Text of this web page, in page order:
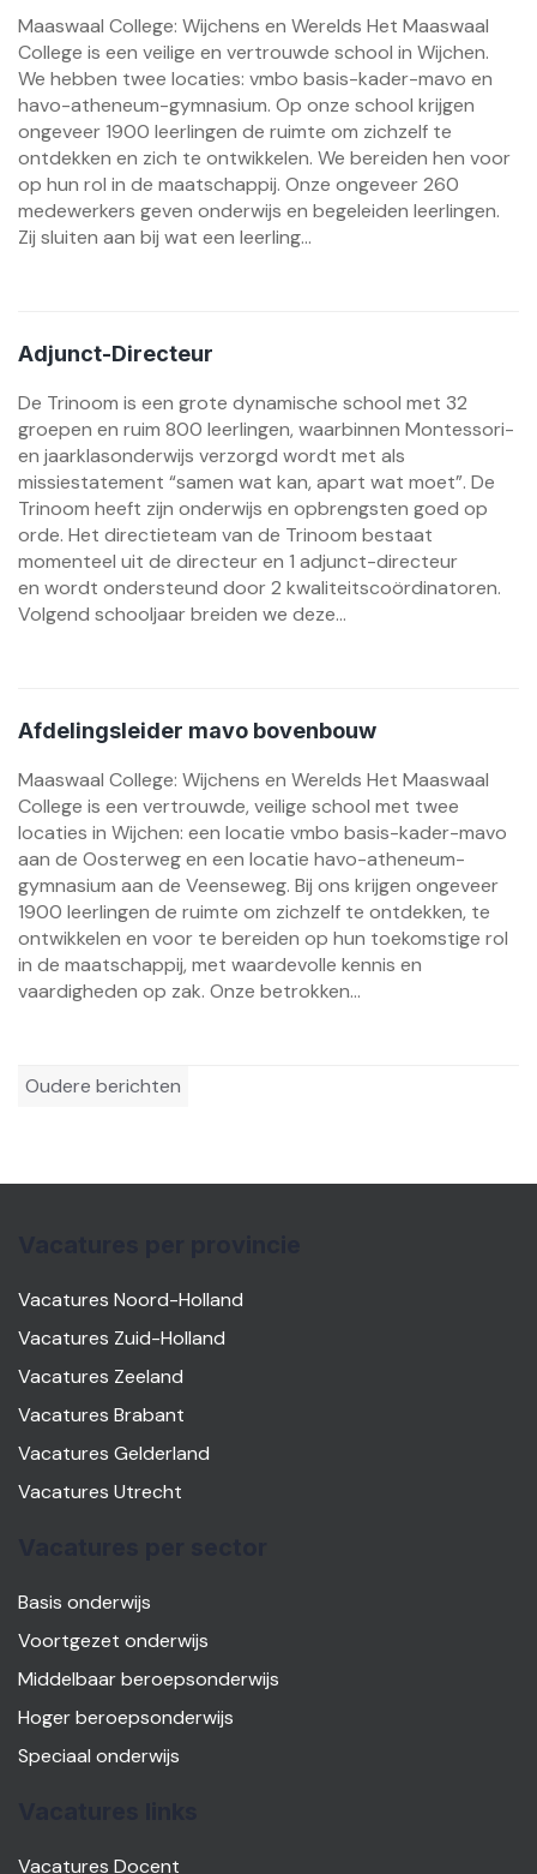
Maaswaal College: Wijchens en Werelds Het Maaswaal
College is een veilige en vertrouwde school in Wijchen.
We hebben twee locaties: vmbo basis-kader-mavo en
havo-atheneum-gymnasium. Op onze school krijgen
ongeveer 1900 leerlingen de ruimte om zichzelf te
ontdekken en zich te ontwikkelen. We bereiden hen voor
op hun rol in de maatschappij. Onze ongeveer 260
medewerkers geven onderwijs en begeleiden leerlingen.
Zij sluiten aan bij wat een leerling...
Adjunct-Directeur
De Trinoom is een grote dynamische school met 32
groepen en ruim 800 leerlingen, waarbinnen Montessori-
en jaarklasonderwijs verzorgd wordt met als
missiestatement “samen wat kan, apart wat moet”. De
Trinoom heeft zijn onderwijs en opbrengsten goed op
orde. Het directieteam van de Trinoom bestaat
momenteel uit de directeur en 1 adjunct-directeur
en wordt ondersteund door 2 kwaliteitscoördinatoren.
Volgend schooljaar breiden we deze...
Afdelingsleider mavo bovenbouw
Maaswaal College: Wijchens en Werelds Het Maaswaal
College is een vertrouwde, veilige school met twee
locaties in Wijchen: een locatie vmbo basis-kader-mavo
aan de Oosterweg en een locatie havo-atheneum-
gymnasium aan de Veenseweg. Bij ons krijgen ongeveer
1900 leerlingen de ruimte om zichzelf te ontdekken, te
ontwikkelen en voor te bereiden op hun toekomstige rol
in de maatschappij, met waardevolle kennis en
vaardigheden op zak. Onze betrokken...
Berichtennavigatie
Oudere berichten
Vacatures Noord-Holland
Vacatures Zuid-Holland
Vacatures Zeeland
Vacatures Brabant
Vacatures Gelderland
Vacatures Utrecht
Basis onderwijs
Voortgezet onderwijs
Middelbaar beroepsonderwijs
Hoger beroepsonderwijs
Speciaal onderwijs
Vacatures Docent